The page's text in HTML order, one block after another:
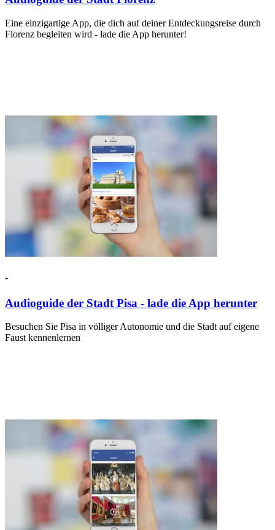
Eine einzigartige App, die dich auf deiner Entdeckungsreise durch
Florenz begleiten wird - lade die App herunter!
-
Audioguide der Stadt Pisa - lade die App herunter
Besuchen Sie Pisa in völliger Autonomie und die Stadt auf eigene
Faust kennenlernen